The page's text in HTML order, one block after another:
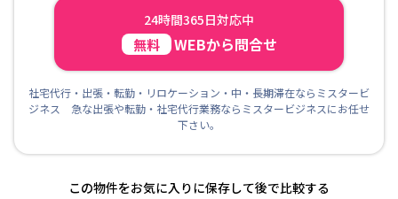
24時間365日対応中
無料 WEBから問合せ
社宅代行・出張・転勤・リロケーション・中・長期滞在ならミスタービ
ジネス 急な出張や転勤・社宅代行業務ならミスタービジネスにお任せ
下さい。
この物件をお気に入りに保存して後で比較する